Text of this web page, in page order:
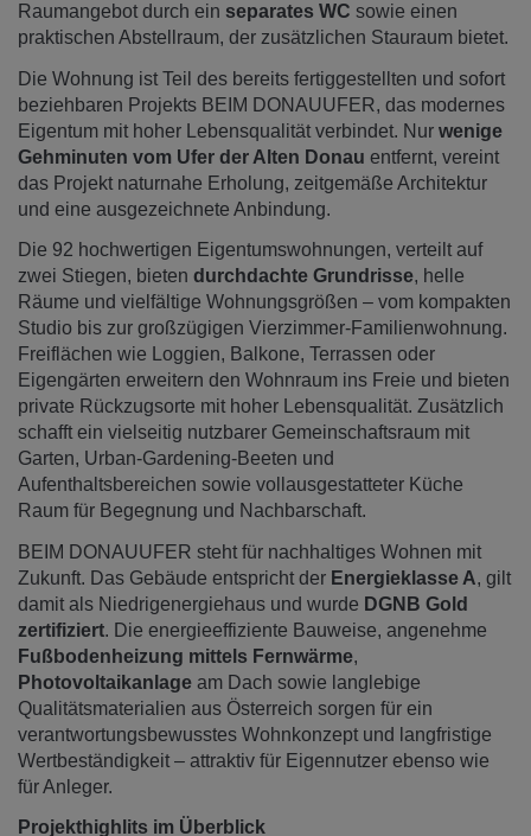
Raumangebot durch ein separates WC sowie einen
praktischen Abstellraum, der zusätzlichen Stauraum bietet.
Die Wohnung ist Teil des bereits fertiggestellten und sofort
beziehbaren Projekts BEIM DONAUUFER, das modernes
Eigentum mit hoher Lebensqualität verbindet. Nur wenige
Gehminuten vom Ufer der Alten Donau entfernt, vereint
das Projekt naturnahe Erholung, zeitgemäße Architektur
und eine ausgezeichnete Anbindung.
Die 92 hochwertigen Eigentumswohnungen, verteilt auf
zwei Stiegen, bieten durchdachte Grundrisse, helle
Räume und vielfältige Wohnungsgrößen – vom kompakten
Studio bis zur großzügigen Vierzimmer-Familienwohnung.
Freiflächen wie Loggien, Balkone, Terrassen oder
Eigengärten erweitern den Wohnraum ins Freie und bieten
private Rückzugsorte mit hoher Lebensqualität. Zusätzlich
schafft ein vielseitig nutzbarer Gemeinschaftsraum mit
Garten, Urban-Gardening-Beeten und
Aufenthaltsbereichen sowie vollausgestatteter Küche
Raum für Begegnung und Nachbarschaft.
BEIM DONAUUFER steht für nachhaltiges Wohnen mit
Zukunft. Das Gebäude entspricht der Energieklasse A, gilt
damit als Niedrigenergiehaus und wurde DGNB Gold
zertifiziert. Die energieeffiziente Bauweise, angenehme
Fußbodenheizung mittels Fernwärme,
Photovoltaikanlage am Dach sowie langlebige
Qualitätsmaterialien aus Österreich sorgen für ein
verantwortungsbewusstes Wohnkonzept und langfristige
Wertbeständigkeit – attraktiv für Eigennutzer ebenso wie
für Anleger.
Projekthighlits im Überblick